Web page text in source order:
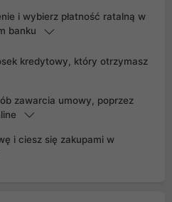
i wybierz płatność ratalną w
banku
kredytowy, który otrzymasz
zawarcia umowy, poprzez
i ciesz się zakupami w